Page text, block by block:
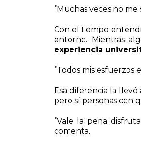
“Muchas veces no
Con el tiempo
entorno. Mientras
experiencia
“Todos mis esfuerzos
Esa diferencia la
pero sí personas con
“Vale la pena
comenta.